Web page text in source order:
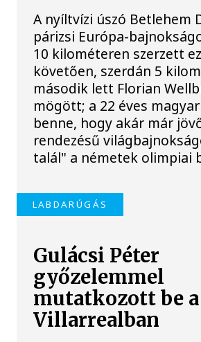
A nyíltvízi úszó Betlehem
párizsi Európa-
10 kilométeren szerzett
követően, szerdán 5
második lett Florian
mögött; a 22 éves
benne, hogy akár már
rendezésű
talál" a németek olimpiai
LABDARÚGÁS
Gulácsi Péter
győzelemmel
mutatkozott be a
Villarrealban